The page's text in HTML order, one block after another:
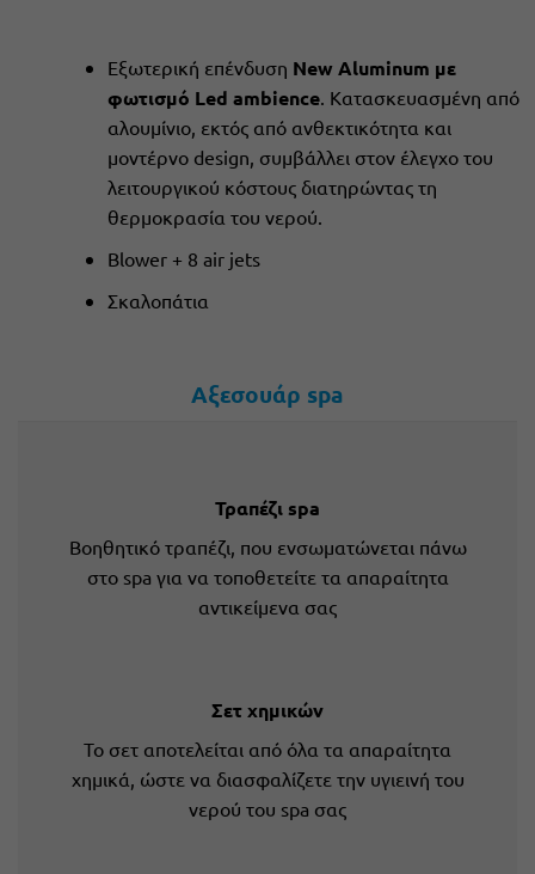
Εξωτερική επένδυση New Aluminum με
φωτισμό Led ambience. Κατασκευασμένη από
αλουμίνιο, εκτός από ανθεκτικότητα και
μοντέρνο design, συμβάλλει στον έλεγχο του
λειτουργικού κόστους διατηρώντας τη
θερμοκρασία του νερού.
Blower + 8 air jets
Σκαλοπάτια
Αξεσουάρ spa
Τραπέζι spa
Βοηθητικό τραπέζι, που ενσωματώνεται πάνω
στο spa για να τοποθετείτε τα απαραίτητα
αντικείμενα σας
Σετ χημικών
Το σετ αποτελείται από όλα τα απαραίτητα
χημικά, ώστε να διασφαλίζετε την υγιεινή του
νερού του spa σας